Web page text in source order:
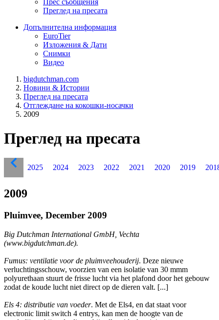
Прес съобщения
Преглед на пресата
Допълнителна информация
EuroTier
Изложения & Дати
Снимки
Видео
bigdutchman.com
Новини & Истории
Преглед на пресата
Отглеждане на кокошки-носачки
2009
Преглед на пресата
2025 2024 2023 2022 2021 2020 2019
2009
Pluimvee, December 2009
Big Dutchman International GmbH, Vechta
(www.bigdutchman.de).
Fumus: ventilatie voor de pluimveehouderij. Deze nieuwe
verluchtingsschouw, voorzien van een isolatie van 30 mmm
polyurethaan stuurt de frisse lucht via het plafond door het gebouw
zodat de koude lucht niet direct op de dieren valt. [...]
Els 4: distributie van voeder. Met de Els4, en dat staat voor
electronic limit switch 4 entrys, kan men de hoogte van de